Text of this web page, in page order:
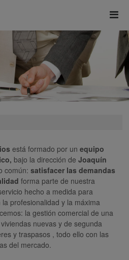
está formado por unequipo
bajo la dirección deJoaquín
común:satisfacer las demandas
forma parte de nuestra
hecho a medida para
profesionalidad y la máxima
la gestión comercial de una
nuevas y de segunda
y traspasos , todo ello con las
del mercado.